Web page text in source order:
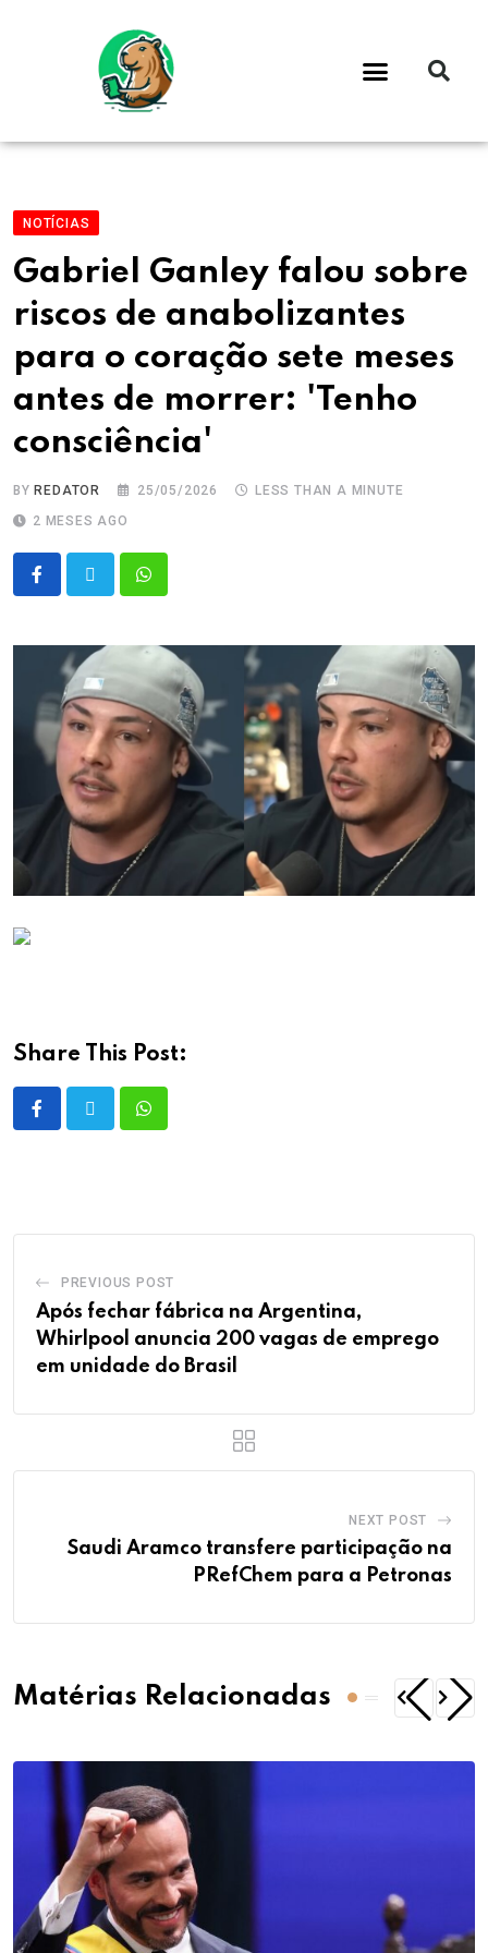
NOTÍCIAS
Gabriel Ganley falou sobre
riscos de anabolizantes
para o coração sete meses
antes de morrer: 'Tenho
consciência'
BY REDATOR 25/05/2026
LESS THAN A MINUTE
2 MESES AGO
Share This Post:
PREVIOUS POST
Após fechar fábrica na Argentina,
Whirlpool anuncia 200 vagas de emprego
em unidade do Brasil
NEXT POST
Saudi Aramco transfere participação na
PRefChem para a Petronas
Matérias Relacionadas